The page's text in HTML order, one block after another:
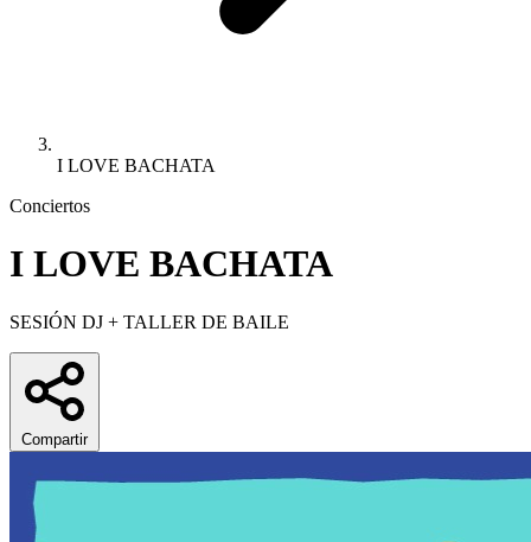
I LOVE BACHATA
Conciertos
I LOVE BACHATA
SESIÓN DJ + TALLER DE BAILE
Compartir